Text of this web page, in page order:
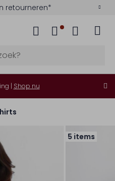
retourneren*
| Shop nu
5 items